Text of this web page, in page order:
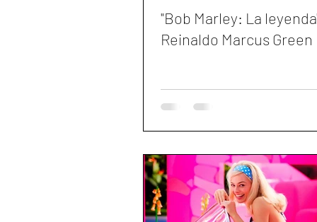
"Bob Marley: La
Reinaldo Marcus Green